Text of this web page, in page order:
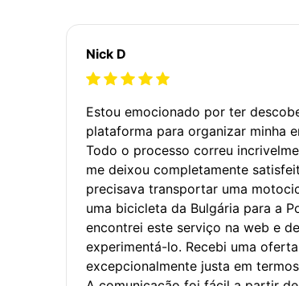
Nick D
Estou emocionado por ter
plataforma para organizar minha
Todo o processo correu
me deixou completamente
precisava transportar uma
uma bicicleta da Bulgária para a
encontrei este serviço na web e
experimentá-lo. Recebi uma oferta
excepcionalmente justa em